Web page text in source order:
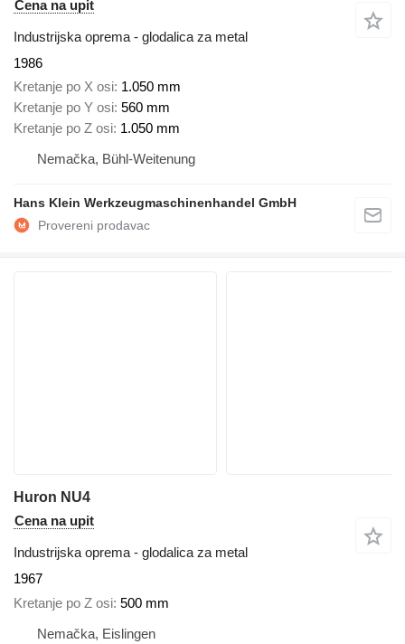
Cena na upit
Industrijska oprema - glodalica za metal
1986
Kretanje po X osi 1.050 mm
Kretanje po Y osi 560 mm
Kretanje po Z osi 1.050 mm
Nemačka, Bühl-Weitenung
Hans Klein Werkzeugmaschinenhandel GmbH
Huron NU4
Cena na upit
Industrijska oprema - glodalica za metal
1967
Kretanje po Z osi 500 mm
Nemačka, Eislingen